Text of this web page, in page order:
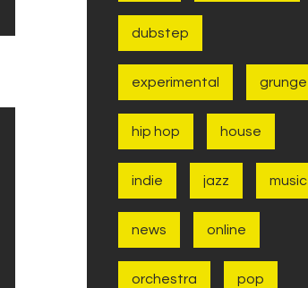
dubstep
experimental grunge
hip hop house
indie jazz music
news online
orchestra pop